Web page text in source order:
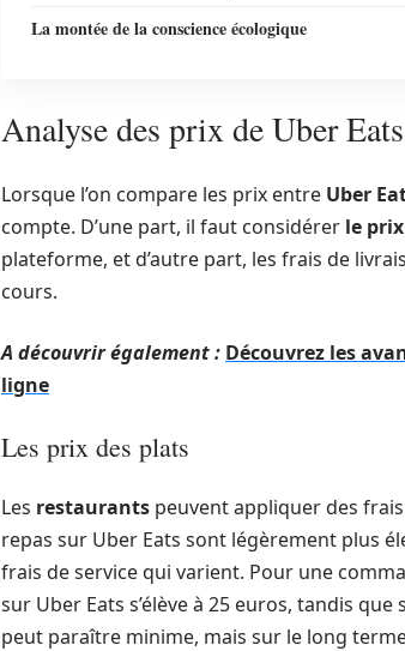
La montée de la conscience écologique
Analyse des prix de Uber
Lorsque l’on compare les prix entre Uber
compte. D’une part, il faut considérer le
plateforme, et d’autre part, les frais de
cours.
A découvrir également : Découvrez les
ligne
Les prix des plats
Les restaurants peuvent appliquer des
repas sur Uber Eats sont légèrement plus
frais de service qui varient. Pour une
sur Uber Eats s’élève à 25 euros, tandis
peut paraître minime, mais sur le long